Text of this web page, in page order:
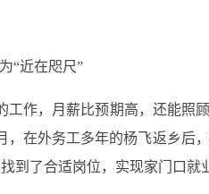
“近在咫尺”
工作，月薪比预期高，还能照
，在外务工多年的杨飞返乡后
到了合适岗位，实现家门口就